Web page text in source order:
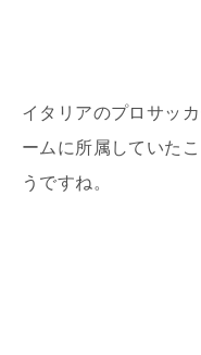
イタリアのプロサッカ
ームに所属していた
うですね。